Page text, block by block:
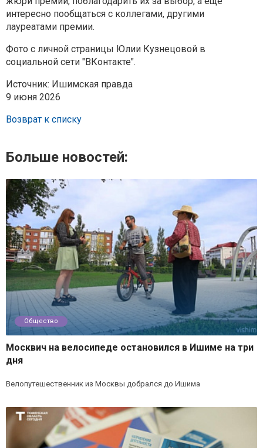
интересно пообщаться с коллегами, другими
лауреатами премии.
Фото с личной страницы Юлии Кузнецовой в
социальной сети "ВКонтакте".
Источник: Ишимская правда
9 июня 2026
Возврат к списку
Больше новостей:
Общество
Москвич на велосипеде остановился в Ишиме на три
дня
Велопутешественник из Москвы добрался до Ишима